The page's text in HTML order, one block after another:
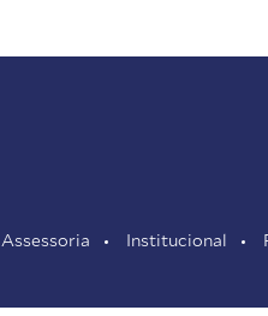
Assessoria Institucional